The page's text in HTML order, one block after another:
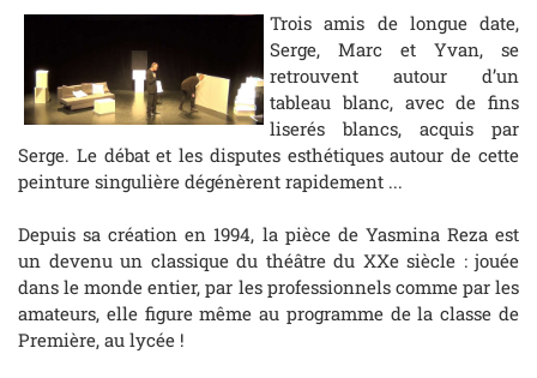
Trois amis de longue date,
Serge, Marc et Yvan, se
retrouvent autour d’un
tableau blanc, avec de fins
liserés blancs, acquis par
Serge. Le débat et les disputes esthétiques autour de cette
peinture singulière dégénèrent rapidement ...
Depuis sa création en 1994, la pièce de Yasmina Reza est
un devenu un classique du théâtre du XXe siècle : jouée
dans le monde entier, par les professionnels comme par les
amateurs, elle figure même au programme de la classe de
Première, au lycée !